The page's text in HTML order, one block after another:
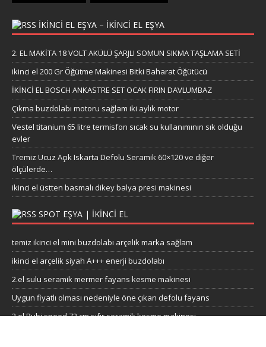
IKINCI EL EŞYA – IKINCI EL EŞYA
2. EL MAKİTA 18 VOLT AKÜLÜ ŞARJLI SOMUN SIKMA TAŞLAMA SETİ
ikinci el 200 Gr Öğütme Makinesi Bitki Baharat Öğütücü
İKİNCİ EL BOSCH ANKASTRE SET OCAK FIRIN DAVLUMBAZ
Çıkma buzdolabı motoru sağlam iki aylık motor
Vestel titanium 65 litre termisfon sıcak su kullanımının sık olduğu
evler
Tremiz Ucuz Açık Iskarta Defolu Seramik 60×120 ve diğer
ölçülerde…
ikinci el üstten basmalı dikey balya presi makinesi
SPOT EŞYA | İKINCI EL
temiz ikinci el mini buzdolabı arçelik marka sağlam
ikinci el arçelik siyah A+++ enerji buzdolabı
2.el sulu seramik mermer fayans kesme makinesi
Uygun fiyatlı olması nedeniyle öne çıkan defolu fayans
2.el Rubi speed 72 cm sıfır seramik kesme makinesi